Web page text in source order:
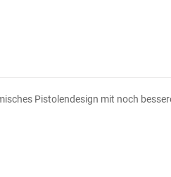
Pistolendesign mit noch